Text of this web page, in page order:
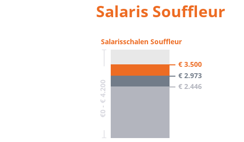
Salaris Souffleur
Salarisschalen Souffleur
€0 - € 4.200
€ 3.500
€ 2.973
€ 2.446